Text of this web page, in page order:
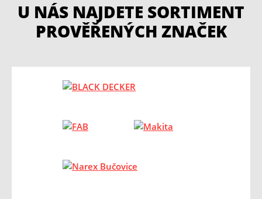
U NÁS NAJDETE SORTIMENT
PROVĚŘENÝCH ZNAČEK